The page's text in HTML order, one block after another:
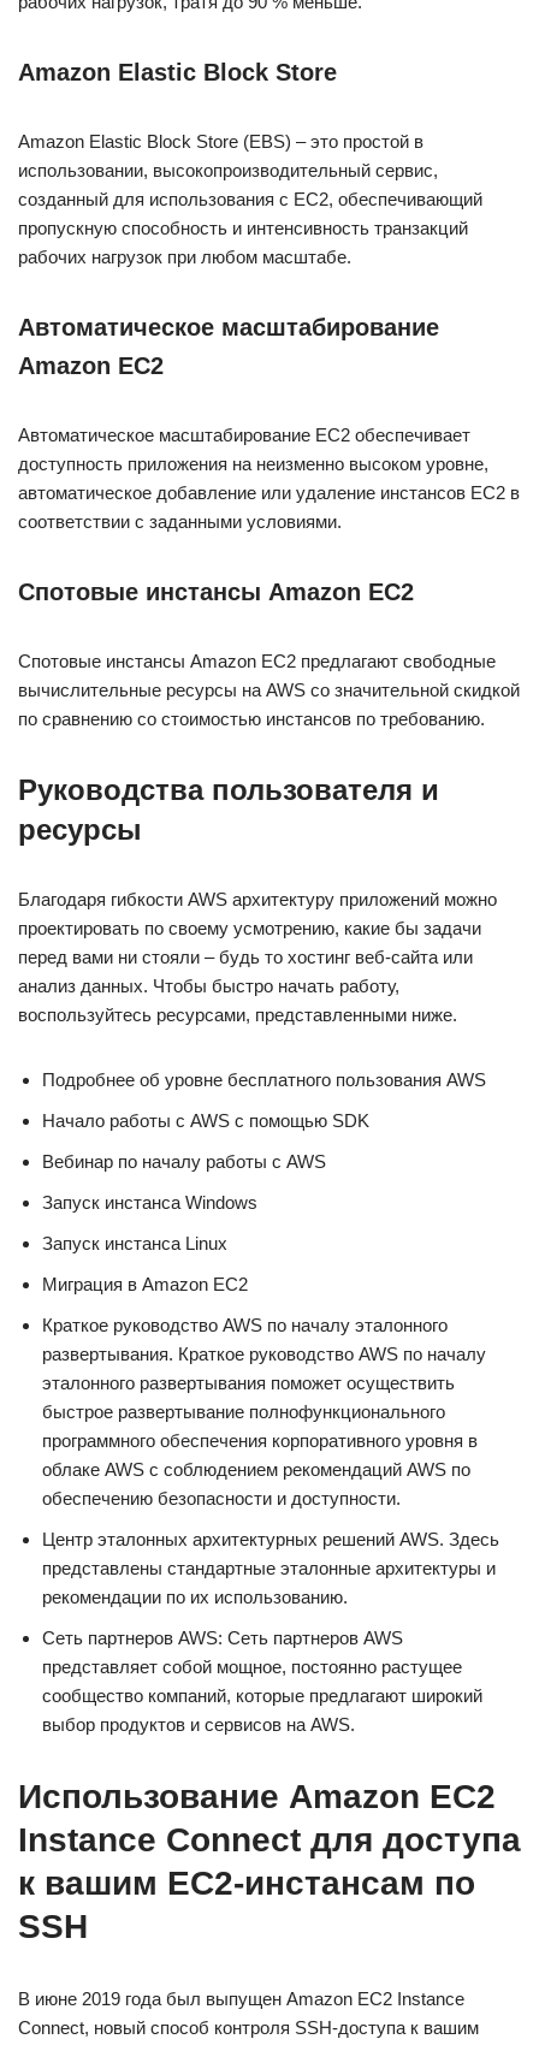
Amazon Elastic Block Store
Amazon Elastic Block Store (EBS) – это простой в
использовании, высокопроизводительный сервис,
созданный для использования с EC2, обеспечивающий
пропускную способность и интенсивность транзакций
рабочих нагрузок при любом масштабе.
Автоматическое масштабирование
Amazon EC2
Автоматическое масштабирование EC2 обеспечивает
доступность приложения на неизменно высоком уровне,
автоматическое добавление или удаление инстансов EC2 в
соответствии с заданными условиями.
Спотовые инстансы Amazon EC2
Спотовые инстансы Amazon EC2 предлагают свободные
вычислительные ресурсы на AWS со значительной скидкой
по сравнению со стоимостью инстансов по требованию.
Руководства пользователя и
ресурсы
Благодаря гибкости AWS архитектуру приложений можно
проектировать по своему усмотрению, какие бы задачи
перед вами ни стояли – будь то хостинг веб‑сайта или
анализ данных. Чтобы быстро начать работу,
воспользуйтесь ресурсами, представленными ниже.
Подробнее об уровне бесплатного пользования AWS
Начало работы с AWS с помощью SDK
Вебинар по началу работы с AWS
Запуск инстанса Windows
Запуск инстанса Linux
Миграция в Amazon EC2
Краткое руководство AWS по началу эталонного
развертывания. Краткое руководство AWS по началу
эталонного развертывания поможет осуществить
быстрое развертывание полнофункционального
программного обеспечения корпоративного уровня в
облаке AWS с соблюдением рекомендаций AWS по
обеспечению безопасности и доступности.
Центр эталонных архитектурных решений AWS. Здесь
представлены стандартные эталонные архитектуры и
рекомендации по их использованию.
Сеть партнеров AWS: Сеть партнеров AWS
представляет собой мощное, постоянно растущее
сообщество компаний, которые предлагают широкий
выбор продуктов и сервисов на AWS.
Использование Amazon EC2
Instance Connect для доступа
к вашим EC2-инстансам по
SSH
В июне 2019 года был выпущен Amazon EC2 Instance
Connect, новый способ контроля SSH-доступа к вашим